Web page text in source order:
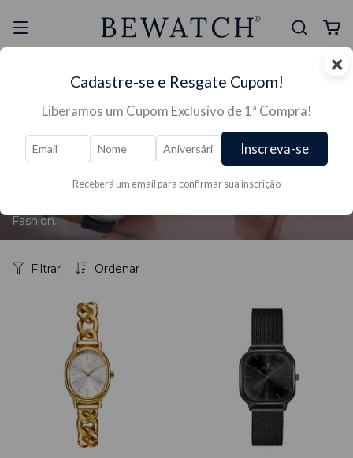
Mais Segura Lojas Físicas
/ RELÓGIOS → / RELÓGIOS FEMININO → / TAMANHO DE RELÓGIOS →
TAMANHO DE RELÓGIOS →
Linha Exclusiva de Relógios Mini Femininos, Modelos
Fashion.
Ordenar
Filtrar
×
Cadastre-se e Resgate Cupom!
Liberamos um Cupom Exclusivo de 1ª Compra!
Inscreva-se
Receberá um email para confirmar sua inscrição